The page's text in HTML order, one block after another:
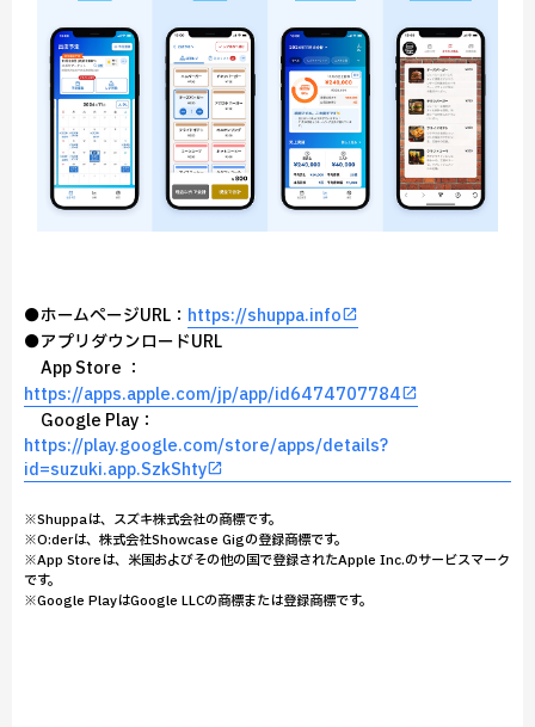
●ホームページURL： https://shuppa.info
●アプリダウンロードURL
App Store ：
https://apps.apple.com/jp/app/id6474707784
Google Play：
https://play.google.com/store/apps/details?
id=suzuki.app.SzkShty
※Shuppaは、スズキ株式会社の商標です。
※O:derは、株式会社Showcase Gigの登録商標です。
※App Storeは、米国およびその他の国で登録されたApple Inc.のサービスマーク
です。
※Google PlayはGoogle LLCの商標または登録商標です。